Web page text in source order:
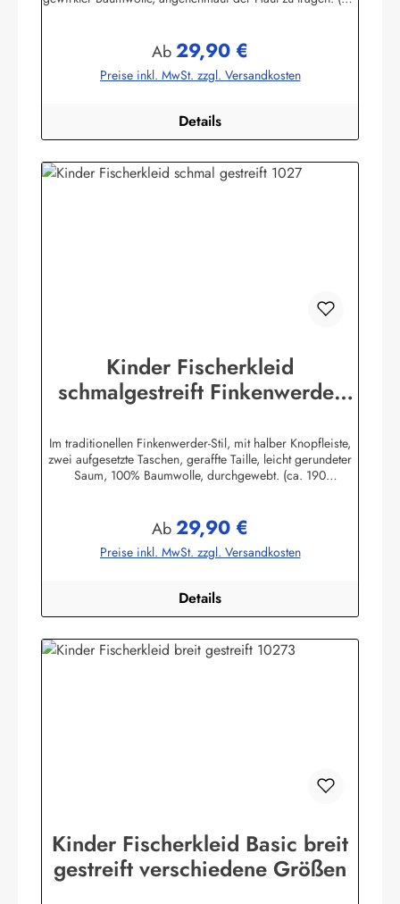
bekleidung.de
Regulärer Preis:
Ab29,90 €
Preise inkl. MwSt. zzgl. Versandkosten
Details
Kinder Fischerkleid
schmalgestreift Finkenwerder
Im traditionellen Finkenwerder-Stil, mit halber Knopfleiste,
zwei aufgesetzte Taschen, geraffte Taille, leicht gerundeter
Saum, 100% Baumwolle, durchgewebt. (ca. 190
bekleidung.de
Regulärer Preis:
Ab29,90 €
Preise inkl. MwSt. zzgl. Versandkosten
Details
Kinder Fischerkleid Basic breit
gestreift verschiedene Größen